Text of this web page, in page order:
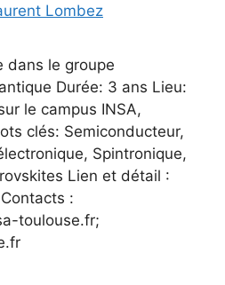
Lombez
dans le groupe
Durée: 3 ans Lieu:
le campus INSA,
clés: Semiconducteur,
Spintronique,
Lien et détail :
:
toulouse.fr;